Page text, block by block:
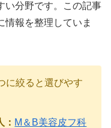
い分野です。この記事
情報を整理していま
に絞ると選びやす
M＆B美容皮フ科